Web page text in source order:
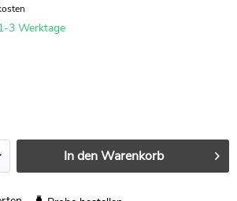
3 Werktage
In denWarenkorb